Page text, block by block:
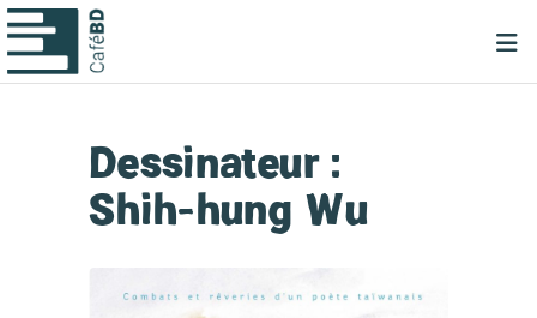
Dessinateur :
Shih-hung Wu